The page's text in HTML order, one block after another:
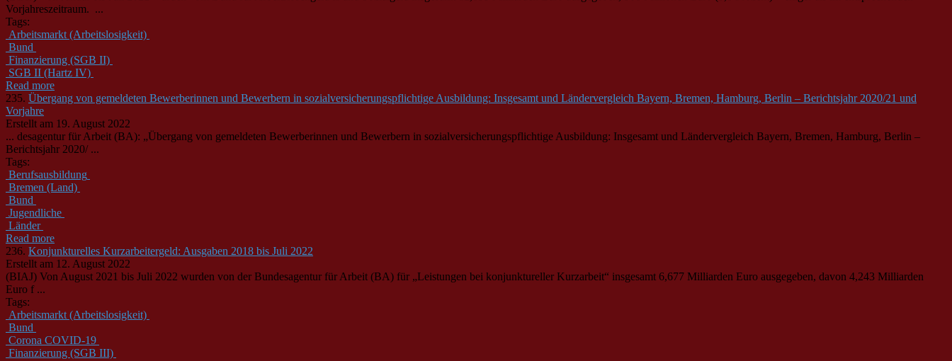
Vorjahreszeitraum. ...
Tags:
Arbeitsmarkt (Arbeitslosigkeit)
Bund
Finanzierung (SGB II)
SGB II (Hartz IV)
Read more
235. Übergang von gemeldeten Bewerberinnen und Bewerbern in sozialversicherungspflichtige Ausbildung: Insgesamt und Ländervergleich Bayern, Bremen, Hamburg, Berlin – Berichtsjahr 2020/21 und
Vorjahre
Erstellt am 19. August 2022
... desagentur für Arbeit (BA): „Übergang von gemeldeten Bewerberinnen und Bewerbern in sozialversicherungspflichtige Ausbildung: Insgesamt und Ländervergleich Bayern, Bremen, Hamburg, Berlin –
Berichtsjahr 2020/ ...
Tags:
Berufsausbildung
Bremen (Land)
Bund
Jugendliche
Länder
Read more
236. Konjunkturelles Kurzarbeitergeld: Ausgaben 2018 bis Juli 2022
Erstellt am 12. August 2022
(BIAJ) Von August 2021 bis Juli 2022 wurden von der Bundesagentur für Arbeit (BA) für „Leistungen bei konjunktureller Kurzarbeit“ insgesamt 6,677 Milliarden Euro ausgegeben, davon 4,243 Milliarden
Euro f ...
Tags:
Arbeitsmarkt (Arbeitslosigkeit)
Bund
Corona COVID-19
Finanzierung (SGB III)